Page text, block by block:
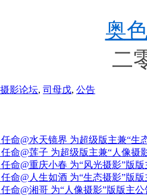
奥
二零
摄影论坛, 司母戊, 公告
任命@水天镜界 为超级版主兼“生
任命@莲子 为超级版主兼“人像摄
任命@重庆小春 为“风光摄影”版
任命@人生如酒 为“生态摄影”版
任命@湘哥 为“人像摄影”版版主公